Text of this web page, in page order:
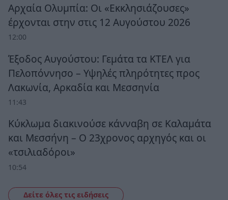
Αρχαία Ολυμπία: Οι «Εκκλησιάζουσες»
έρχονται στην στις 12 Αυγούστου 2026
12:00
Έξοδος Αυγούστου: Γεμάτα τα ΚΤΕΛ για
Πελοπόννησο – Υψηλές πληρότητες προς
Λακωνία, Αρκαδία και Μεσσηνία
11:43
Κύκλωμα διακινούσε κάνναβη σε Καλαμάτα
και Μεσσήνη – Ο 23χρονος αρχηγός και οι
«τσιλιαδόροι»
10:54
Δείτε όλες τις ειδήσεις